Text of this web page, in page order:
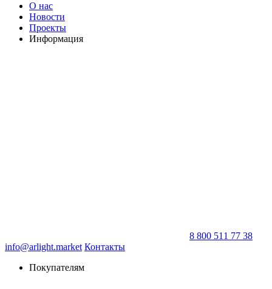
О нас
Новости
Проекты
Информация
8 800 511 77 38
info@arlight.market Контакты
Покупателям